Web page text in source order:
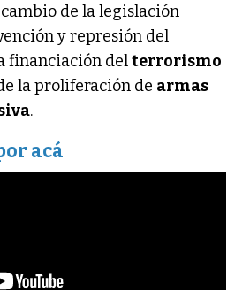
de la legislación
y represión del
financiación delterrorismo
la proliferación de armas
.
acá